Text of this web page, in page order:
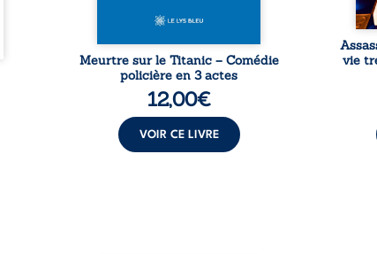
Meurtre sur le Titanic – Comédie
policière en 3 actes
12,00€
VOIR CE LIVRE
vie